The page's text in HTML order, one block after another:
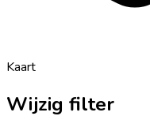
Kaart
Wijzig filter